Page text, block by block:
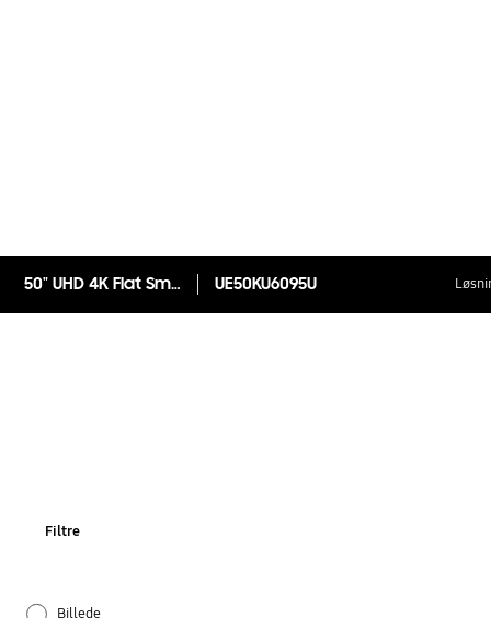
50" UHD 4K Flat Smart TV KU6095 UE50KU6095U
Filtre
Billede